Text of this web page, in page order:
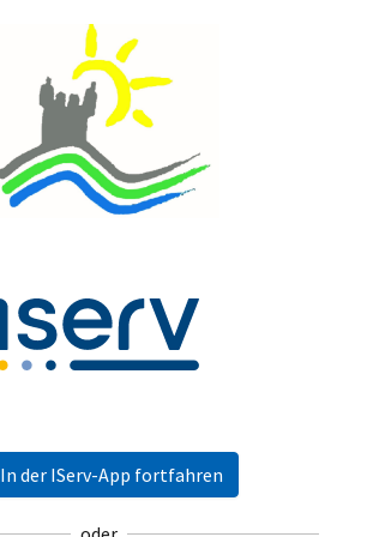
In der IServ-App fortfahren